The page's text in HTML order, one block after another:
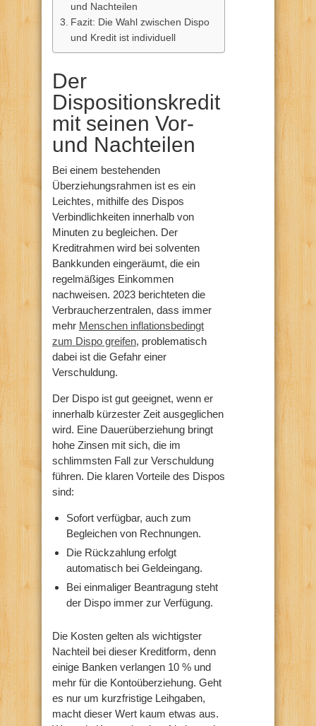
und Nachteilen
Fazit: Die Wahl zwischen Dispo
und Kredit ist individuell
Der
Dispositionskredit
mit seinen Vor-
und Nachteilen
Bei einem bestehenden
Überziehungsrahmen ist es ein
Leichtes, mithilfe des Dispos
Verbindlichkeiten innerhalb von
Minuten zu begleichen. Der
Kreditrahmen wird bei solventen
Bankkunden eingeräumt, die ein
regelmäßiges Einkommen
nachweisen. 2023 berichteten die
Verbraucherzentralen, dass immer
mehr Menschen inflationsbedingt
zum Dispo greifen, problematisch
dabei ist die Gefahr einer
Verschuldung.
Der Dispo ist gut geeignet, wenn er
innerhalb kürzester Zeit ausgeglichen
wird. Eine Dauerüberziehung bringt
hohe Zinsen mit sich, die im
schlimmsten Fall zur Verschuldung
führen. Die klaren Vorteile des Dispos
sind:
Sofort verfügbar, auch zum
Begleichen von Rechnungen.
Die Rückzahlung erfolgt
automatisch bei Geldeingang.
Bei einmaliger Beantragung steht
der Dispo immer zur Verfügung.
Die Kosten gelten als wichtigster
Nachteil bei dieser Kreditform, denn
einige Banken verlangen 10 % und
mehr für die Kontoüberziehung. Geht
es nur um kurzfristige Leihgaben,
macht dieser Wert kaum etwas aus.